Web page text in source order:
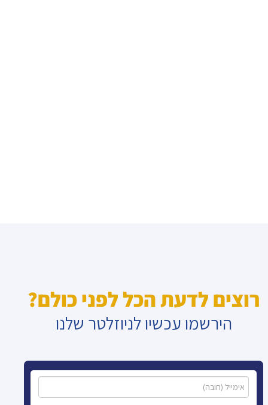
רוצים לדעת הכל לפני כולם?
הירשמו עכשיו לניוזלטר שלנו